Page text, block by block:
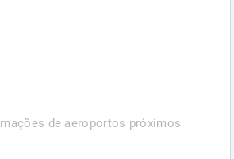
de aeroportos próximos